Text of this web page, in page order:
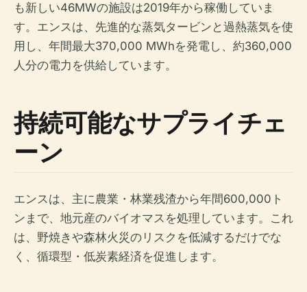
も新しい46MWの施設は2019年から稼働していま
す。エンスは、先進的な蒸気タービンと過熱蒸気を使
用し、年間最大370,000 MWhを発電し、約360,000
人分の電力を供給しています。
持続可能なサプライチェ
ーン
エンスは、主に農業・林業残渣から年間600,000ト
ンまで、地元産のバイオマスを処理しています。これ
は、野焼きや森林火災のリスクを低減するだけでな
く、循環型・低炭素経済を促進します。